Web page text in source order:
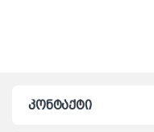
კონტაქტი